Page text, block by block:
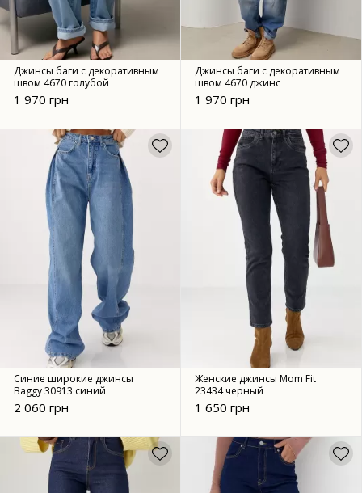
Джинсы баги с декоративным
швом 4670 голубой
1 970 грн
Джинсы баги с декоративным
швом 4670 джинс
1 970 грн
Синие широкие джинсы
Baggy 30913 синий
2 060 грн
Женские джинсы Mom Fit
23434 черный
1 650 грн